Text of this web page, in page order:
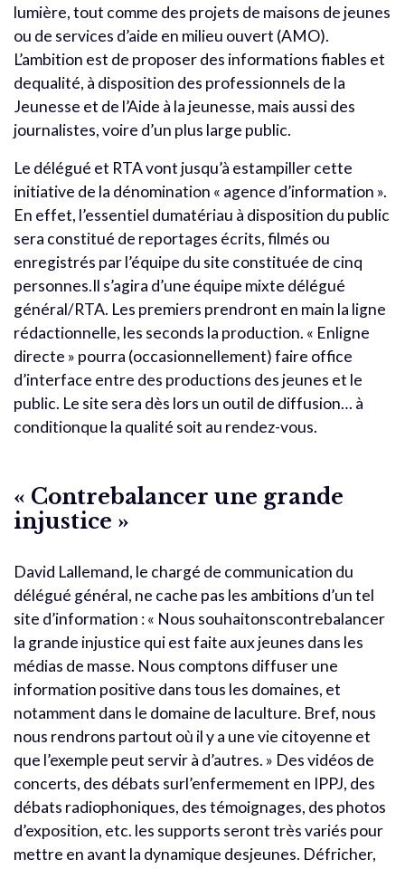
lumière, tout comme des projets de maisons de jeunes
ou de services d’aide en milieu ouvert (AMO).
L’ambition est de proposer des informations fiables et
dequalité, à disposition des professionnels de la
Jeunesse et de l’Aide à la jeunesse, mais aussi des
journalistes, voire d’un plus large public.
Le délégué et RTA vont jusqu’à estampiller cette
initiative de la dénomination « agence d’information ».
En effet, l’essentiel dumatériau à disposition du public
sera constitué de reportages écrits, filmés ou
enregistrés par l’équipe du site constituée de cinq
personnes.Il s’agira d’une équipe mixte délégué
général/RTA. Les premiers prendront en main la ligne
rédactionnelle, les seconds la production. « Enligne
directe » pourra (occasionnellement) faire office
d’interface entre des productions des jeunes et le
public. Le site sera dès lors un outil de diffusion… à
conditionque la qualité soit au rendez-vous.
« Contrebalancer une grande
injustice »
David Lallemand, le chargé de communication du
délégué général, ne cache pas les ambitions d’un tel
site d’information : « Nous souhaitonscontrebalancer
la grande injustice qui est faite aux jeunes dans les
médias de masse. Nous comptons diffuser une
information positive dans tous les domaines, et
notamment dans le domaine de laculture. Bref, nous
nous rendrons partout où il y a une vie citoyenne et
que l’exemple peut servir à d’autres. » Des vidéos de
concerts, des débats surl’enfermement en IPPJ, des
débats radiophoniques, des témoignages, des photos
d’exposition, etc. les supports seront très variés pour
mettre en avant la dynamique desjeunes. Défricher,